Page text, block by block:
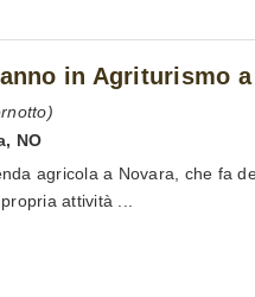
in Agriturismo a
, NO
agricola a Novara, che fa
attività ...